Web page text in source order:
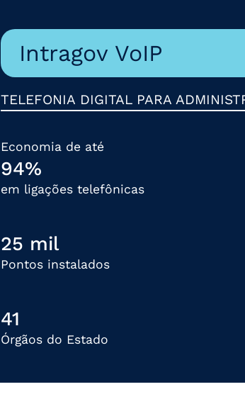
Intragov VoIP
TELEFONIA DIGITAL PARA
Economia de até
94%
em ligações telefônicas
25 mil
Pontos instalados
41
Órgãos do Estado